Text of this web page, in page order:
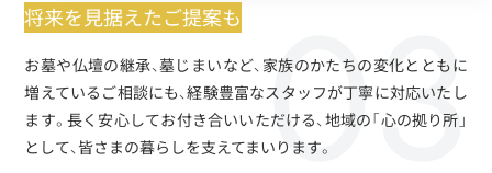
将来を見据えたご提案も
お墓や仏壇の継承、墓じまいなど、家族のかたちの変化とともに
増えているご相談にも、経験豊富なスタッフが丁寧に対応いたし
ます。長く安心してお付き合いいただける、地域の「心の拠り所」
として、皆さまの暮らしを支えてまいります。